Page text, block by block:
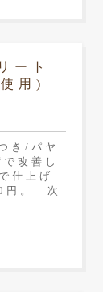
ート
用)
き/パヤ
改善し
仕上げ
円。 次